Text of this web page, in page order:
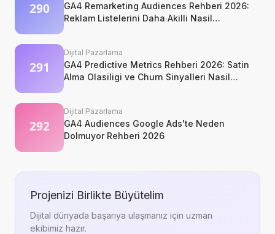
GA4 Remarketing Audiences Rehberi 2026:
Reklam Listelerini Daha Akilli Nasil
Dijital Pazarlama
GA4 Predictive Metrics Rehberi 2026: Satin
Alma Olasiligi ve Churn Sinyalleri Nasil
Dijital Pazarlama
GA4 Audiences Google Ads'te Neden
Dolmuyor Rehberi 2026
Projenizi Birlikte Büyütelim
Dijital dünyada başarıya ulaşmanız için uzman
ekibimiz hazır.